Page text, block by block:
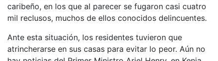
caribeño, en los que al parecer se fugaron casi cuatro
mil reclusos, muchos de ellos conocidos delincuentes.
Ante esta situación, los residentes tuvieron que
atrincherarse en sus casas para evitar lo peor. Aún no